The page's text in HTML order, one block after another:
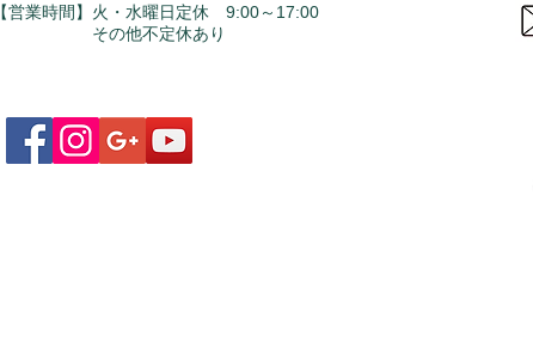
【営業時間】火・水曜日定休 9:00～17:00
​ その他不定休あり